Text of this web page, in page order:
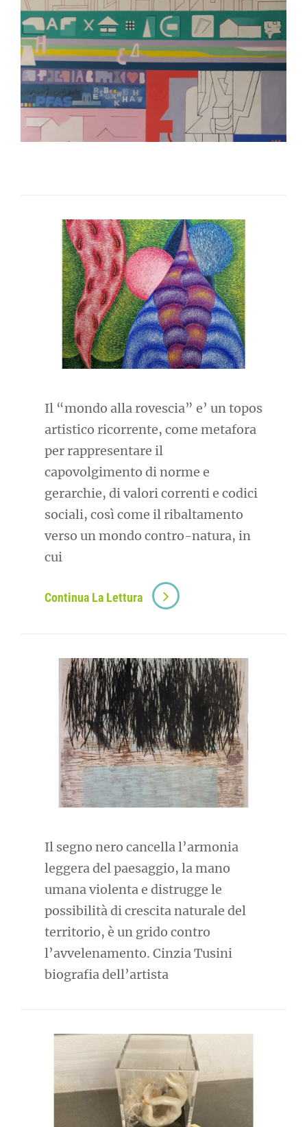
Il “mondo alla rovescia” e’ un topos
artistico ricorrente, come metafora
per rappresentare il
capovolgimento di norme e
gerarchie, di valori correnti e codici
sociali, così come il ribaltamento
verso un mondo contro-natura, in
cui
Continua La Lettura
Il segno nero cancella l’armonia
leggera del paesaggio, la mano
umana violenta e distrugge le
possibilità di crescita naturale del
territorio, è un grido contro
l’avvelenamento. Cinzia Tusini
biografia dell’artista